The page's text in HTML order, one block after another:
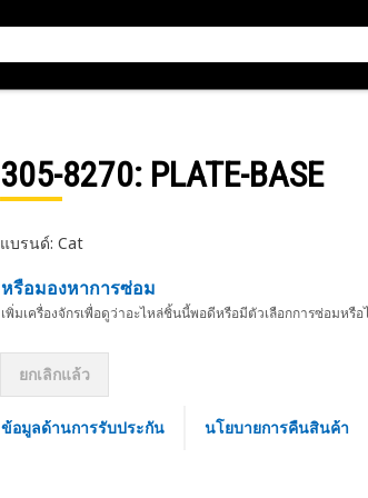
305-8270: PLATE-BASE
แบรนด์: Cat
หรือมองหาการซ่อม
เพิ่มเครื่องจักรเพื่อดูว่าอะไหล่ชิ้นนี้พอดีหรือมีตัวเลือกการซ่อมหรือ
ยกเลิกแล้ว
ข้อมูลด้านการรับประกัน นโยบายการคืนสินค้า